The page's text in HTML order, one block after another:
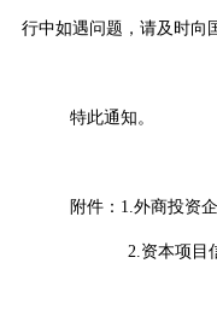
行中如遇问题，请及时向
特此通知。
附件： 1. 外商投资
2. 资本项目